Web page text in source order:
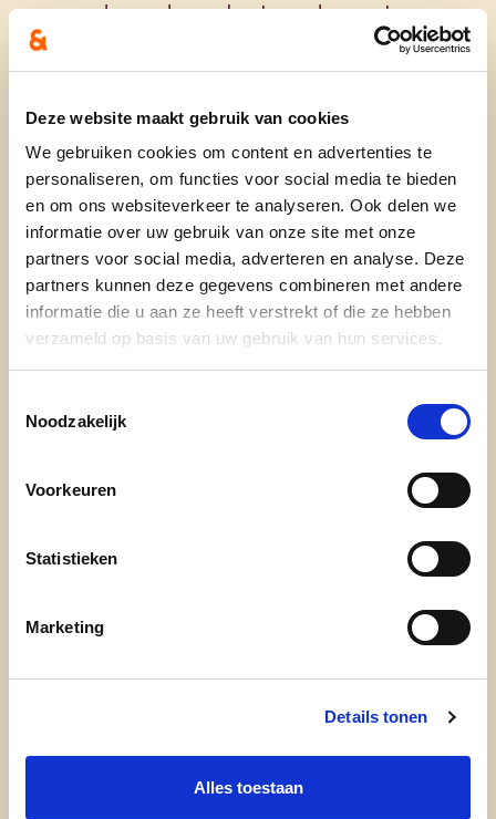
Deze website maakt gebruik van cookies
We gebruiken cookies om content en advertenties te
personaliseren, om functies voor social media te bieden
en om ons websiteverkeer te analyseren. Ook delen we
informatie over uw gebruik van onze site met onze
partners voor social media, adverteren en analyse. Deze
partners kunnen deze gegevens combineren met andere
informatie die u aan ze heeft verstrekt of die ze hebben
verzameld op basis van uw gebruik van hun services.
Noodzakelijk
Voorkeuren
Statistieken
Marketing
Details tonen
Alles toestaan
pare dagen de ene kant van de weg te vegen
en op onpare dagen de andere kant.
tijde netjes worden onderhouden. We gaan na
of we een natuurbegraafplaats kunnen
inrichten.
Natuurinclusief en duurzaam bouwen
bestendigen door een eventuele aanpassing
van het bouwreglement.
We voorzien in de opmaak van een strategisch
We gaan zuinig om met energie
projecten voor hernieuwbare energie en